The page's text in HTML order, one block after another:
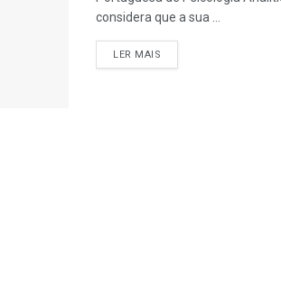
considera que a sua ...
LER MAIS